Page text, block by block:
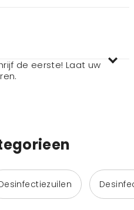
de eerste! Laat uw